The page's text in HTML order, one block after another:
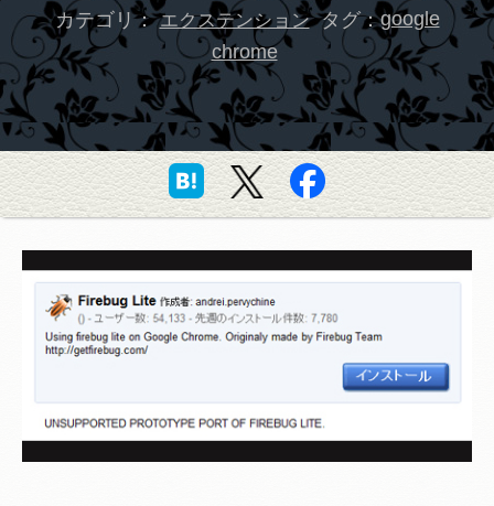
カテゴリ： エクステンション タグ：google
chrome